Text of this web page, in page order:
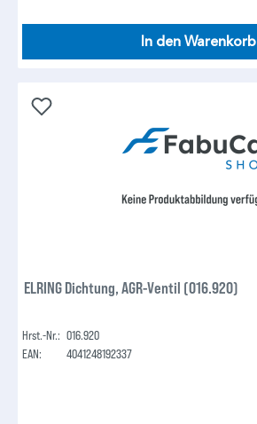
In den Warenkorb
ELRING Dichtung, AGR-Ventil (016.920)
Hrst.-Nr.: 016.920
EAN:
4041248192337